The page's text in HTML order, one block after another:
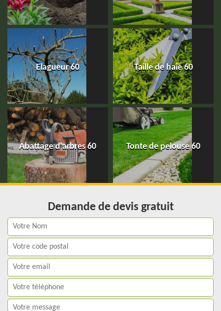
Elagueur 60 Taille de haie 60
Abattage d'arbres 60 Tonte de pelouse 60
Demande de devis gratuit